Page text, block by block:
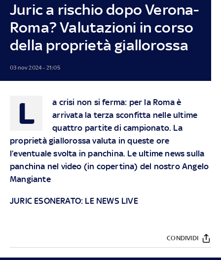
Juric a rischio dopo Verona-
Roma? Valutazioni in corso
della proprietà giallorossa
03 nov 2024 - 21:05
L
a crisi non si ferma: per la Roma è
arrivata la terza sconfitta nelle ultime
quattro partite di campionato. La
proprietà giallorossa valuta in queste ore
l’eventuale svolta in panchina. Le ultime news sulla
panchina nel video (in copertina) del nostro Angelo
Mangiante
JURIC ESONERATO: LE NEWS LIVE
CONDIVIDI